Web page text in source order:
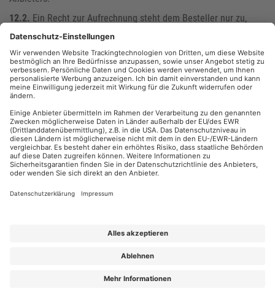
12.2. Ein Recht zur Aufrechnung steht dem Besteller nur zu,
wenn seine Gegenansprüche rechtskräftig festgestellt oder
12.3.Der Besteller ist zur Ausübung eines
Zurückbehaltungsrechts gegenüber dem Anbieter nur insoweit
befugt, als sein Gegenanspruch auf dem gleichen
12.4.Die Beschränkungen nach Ziff. 12.1. und 12.3. gelten
gegenüber Verbrauchern nicht für einen auf Geld gerichteten
Anspruch des Bestellers gegenüber dem Anbieter sowie für
Ansprüche auf Rückabwicklung des Vertrages, die dem Besteller
nach Ausübung seines gesetzlichen Widerrufsrechts oder im
Rahmen der Gewährleistung gegen den Anbieter zustehen.
13. Unterauftragnehmer,
Vertragsübernahme
Der Anbieter ist berechtigt, bei der Erbringung der